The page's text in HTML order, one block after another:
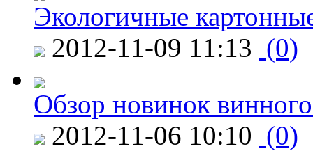
Экологичные
2012-11-09 11:13 (0)
Обзор новинок
2012-11-06 10:10 (0)